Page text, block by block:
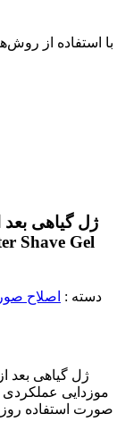
با استفاده از
Shave Gel
دسته : اصلاح
ژل گیاهی بعد
موزدایی عملکردی
صورت استفاده